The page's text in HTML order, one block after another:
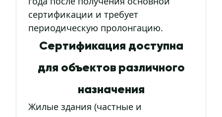
сертификации и требует
периодическую пролонгацию.
Сертификация доступна
для объектов различного
назначения
Жилые здания (частные и